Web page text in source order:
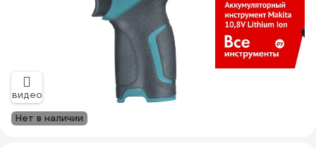
видео
Нет в наличии